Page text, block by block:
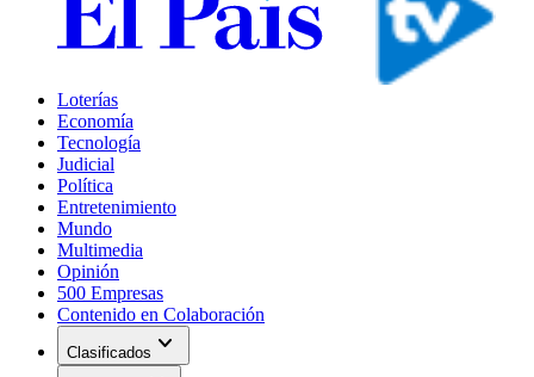
Loterías
Economía
Tecnología
Judicial
Política
Entretenimiento
Mundo
Multimedia
Opinión
500 Empresas
Contenido en Colaboración
Clasificados expand_more